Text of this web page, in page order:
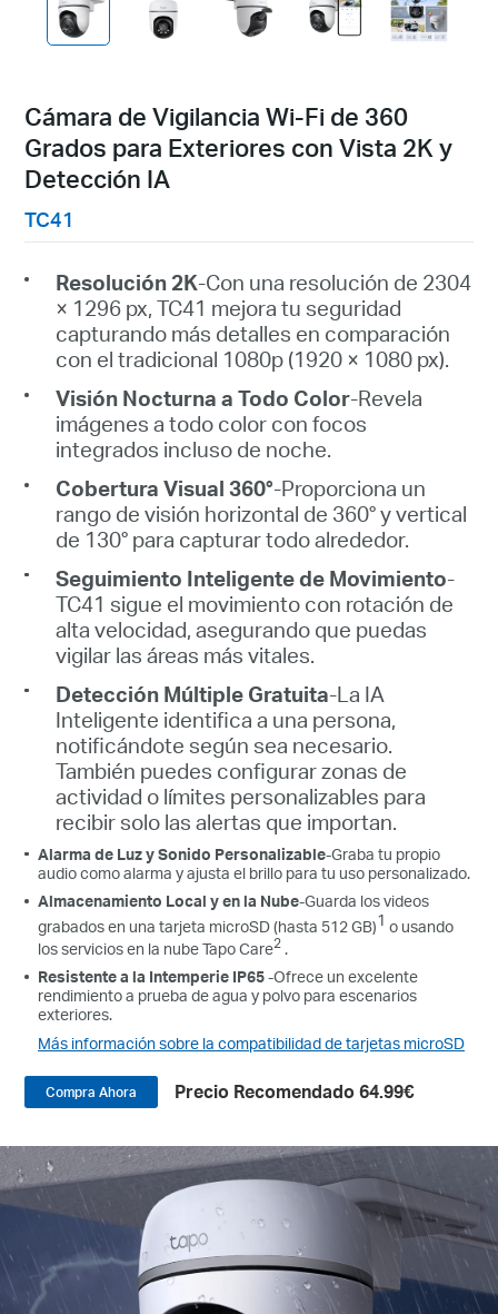
Cámara de Vigilancia Wi-Fi de 360
Grados para Exteriores con Vista 2K y
Detección IA
TC41
Resolución 2K-Con una resolución de 2304
× 1296 px, TC41 mejora tu seguridad
capturando más detalles en comparación
con el tradicional 1080p (1920 × 1080 px).
Visión Nocturna a Todo Color-Revela
imágenes a todo color con focos
integrados incluso de noche.
Cobertura Visual 360°-Proporciona un
rango de visión horizontal de 360° y vertical
de 130° para capturar todo alrededor.
Seguimiento Inteligente de Movimiento-
TC41 sigue el movimiento con rotación de
alta velocidad, asegurando que puedas
vigilar las áreas más vitales.
Detección Múltiple Gratuita-La IA
Inteligente identifica a una persona,
notificándote según sea necesario.
También puedes configurar zonas de
actividad o límites personalizables para
recibir solo las alertas que importan.
Alarma de Luz y Sonido Personalizable-Graba tu propio
audio como alarma y ajusta el brillo para tu uso personalizado.
Almacenamiento Local y en la Nube-Guarda los videos
grabadosen unatarjeta microSD(hasta 512 GB)1 o usando
losservicios en la nubeTapoCare2 .
Resistente a la Intemperie IP65-Ofrece un excelente
rendimiento a prueba de agua y polvo para escenarios
exteriores.
Más información sobre la compatibilidad de tarjetas microSD
Compra Ahora Precio Recomendado 64.99€